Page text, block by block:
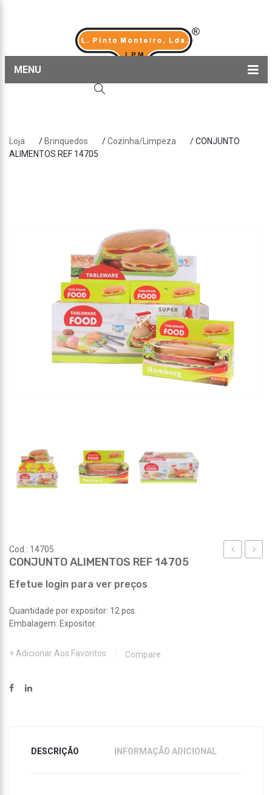
MENU
Sobre nós
Loja / Brinquedos /Cozinha/Limpeza
/ CONJUNTO
ALIMENTOS REF 14705
Cod.: 14705
CONJUNTO ALIMENTOS REF 14705
Efetue login para ver preços
Quantidade por expositor: 12 pcs.
Embalagem: Expositor.
Adicionar Aos Favoritos Compare
DESCRIÇÃO INFORMAÇÃO ADICIONAL